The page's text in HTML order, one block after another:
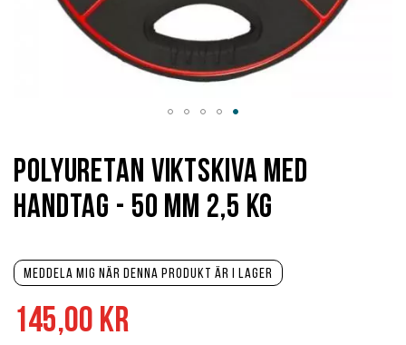
145,00 kr
Meddela mig när denna produkt är i lager
Polyuretan Viktskiva med
Handtag - 50 mm 2,5 kg
början
av
bildgalleriet